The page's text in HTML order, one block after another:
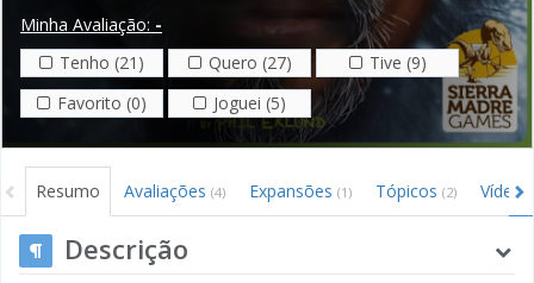
Minha Avaliação: -
Tenho (21)
Quero (27)
Tive (9)
Favorito (0)
Joguei (5)
Resumo Avaliações (4) Expansões (1) Tópicos (2)
Descrição